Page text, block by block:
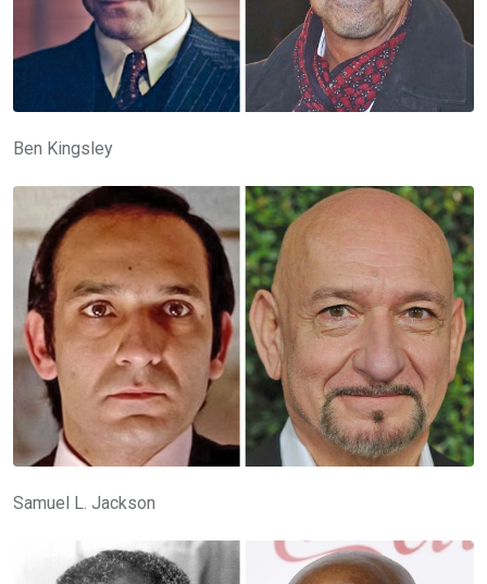
Ben Kingsley
Samuel L. Jackson